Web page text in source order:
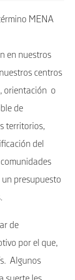
MENA
en nuestros
centros
orientación o
de
territorios,
del
presupuesto
de
por el que,
Algunos